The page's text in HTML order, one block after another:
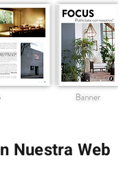
Nuestra Web